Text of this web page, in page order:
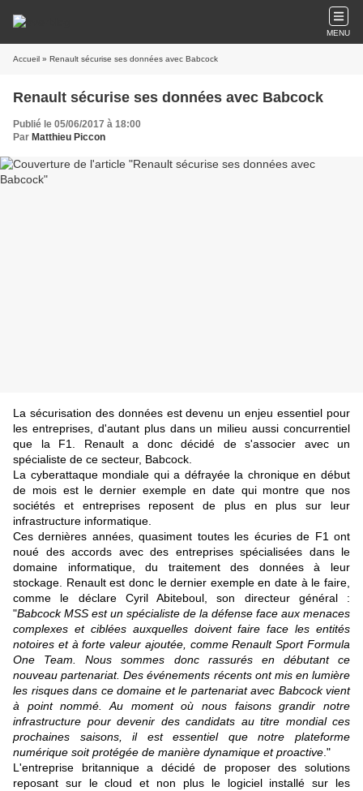
MENU
Accueil » Renault sécurise ses données avec Babcock
Renault sécurise ses données avec Babcock
Publié le 05/06/2017 à 18:00
Par Matthieu Piccon
La sécurisation des données est devenu un enjeu essentiel pour
les entreprises, d'autant plus dans un milieu aussi concurrentiel
que la F1. Renault a donc décidé de s'associer avec un
spécialiste de ce secteur, Babcock.
La cyberattaque mondiale qui a défrayée la chronique en début
de mois est le dernier exemple en date qui montre que nos
sociétés et entreprises reposent de plus en plus sur leur
infrastructure informatique.
Ces dernières années, quasiment toutes les écuries de F1 ont
noué des accords avec des entreprises spécialisées dans le
domaine informatique, du traitement des données à leur
stockage. Renault est donc le dernier exemple en date à le faire,
comme le déclare Cyril Abiteboul, son directeur général :
"Babcock MSS est un spécialiste de la défense face aux menaces
complexes et ciblées auxquelles doivent faire face les entités
notoires et à forte valeur ajoutée, comme Renault Sport Formula
One Team. Nous sommes donc rassurés en débutant ce
nouveau partenariat. Des événements récents ont mis en lumière
les risques dans ce domaine et le partenariat avec Babcock vient
à point nommé. Au moment où nous faisons grandir notre
infrastructure pour devenir des candidats au titre mondial ces
prochaines saisons, il est essentiel que notre plateforme
numérique soit protégée de manière dynamique et proactive ."
L'entreprise britannique a décidé de proposer des solutions
reposant sur le cloud et non plus le logiciel installé sur les